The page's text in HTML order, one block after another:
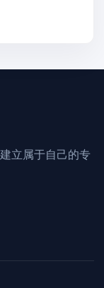
立属于自己的专